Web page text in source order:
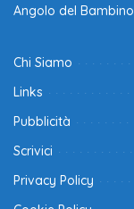
Angolo del Bambino
Chi Siamo
Links
Pubblicità
Scrivici
Privacy Policy